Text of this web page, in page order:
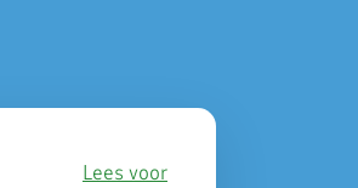
Lees voor